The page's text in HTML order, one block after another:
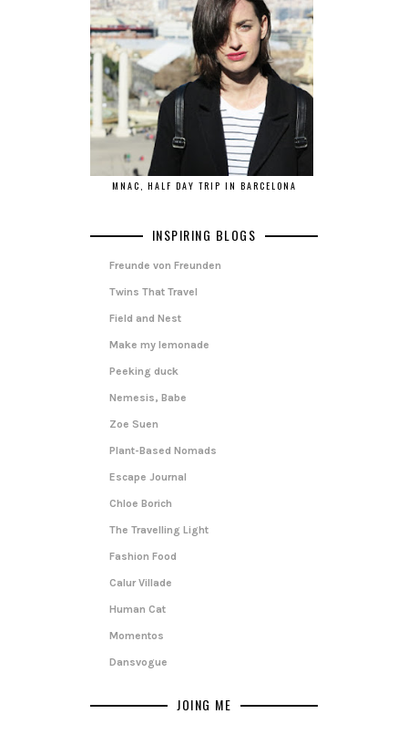
MNAC, HALF DAY TRIP IN BARCELONA
INSPIRING BLOGS
Freunde von Freunden
Twins That Travel
Field and Nest
Make my lemonade
Peeking duck
Nemesis, Babe
Zoe Suen
Plant-Based Nomads
Escape Journal
Chloe Borich
The Travelling Light
Fashion Food
Calur Villade
Human Cat
Momentos
Dansvogue
JOING ME